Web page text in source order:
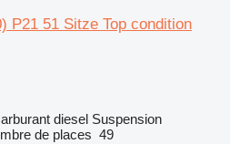
P21 51 Sitze Top condition
diesel Suspension
de places 49